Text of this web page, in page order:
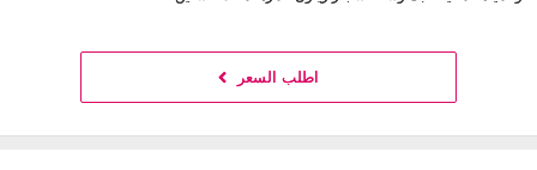
اطلب السعر